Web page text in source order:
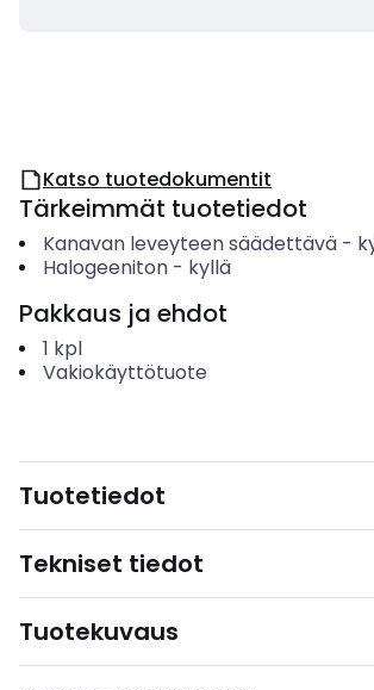
Katso tuotedokumentit
Tärkeimmät tuotetiedot
Kanavan leveyteen säädettävä-
Halogeeniton- kyllä
Pakkaus ja ehdot
1 kpl
Vakiokäyttötuote
Tuotetiedot
Tekniset tiedot
Tuotekuvaus